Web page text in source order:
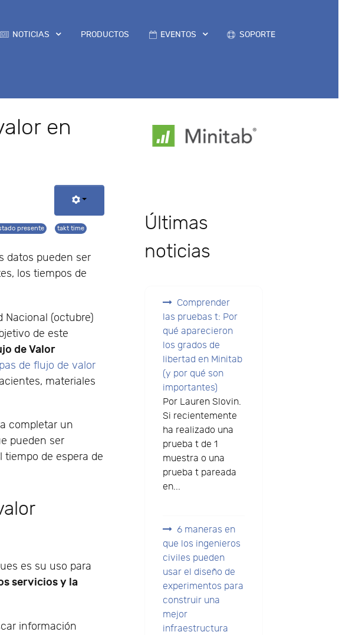
NOTICIAS PRODUCTOS EVENTOS SOPORTE
en
presente takt time
datos pueden ser
los tiempos de
Nacional (octubre)
de este
de Valor
de flujo de valor
materiales
completar un
pueden ser
tiempo de espera de
es su uso para
servicios y la
información
Últimas
noticias
Comprender
las pruebas t: Por
qué aparecieron
los grados de
libertad en Minitab
(y por qué son
importantes)
Por Lauren Slovin.
Si recientemente
ha realizado una
prueba t de 1
muestra o una
prueba t pareada
en...
6 maneras en
que los ingenieros
civiles pueden
usar el diseño de
experimentos para
construir una
mejor
infraestructura